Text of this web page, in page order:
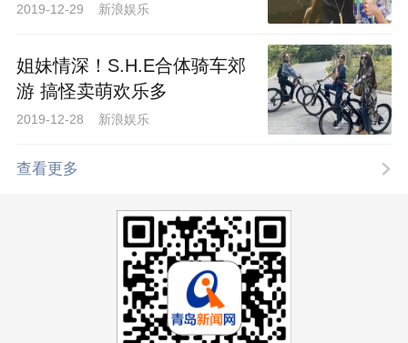
2019-12-29 新浪娱乐
姐妹情深！S.H.E合体骑车郊
游 搞怪卖萌欢乐多
2019-12-28 新浪娱乐
查看更多